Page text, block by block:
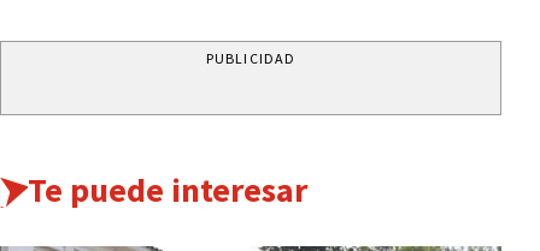
PUBLICIDAD
Te puede interesar